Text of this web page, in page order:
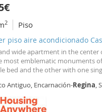
(inquilino).- 0 €, los
serán a cargo del arrendador.
de 24 de mayo) Deducciones a
€ (900 € con discapacidad) para
de edad/ingresos y demás
de los topes a 1.200 € y
a la normativa
2 Piso
piso aire acondicionado
wide apartment in the center
most emblematic monuments
bed and the other with one
best, it is perfectly located. The
the busiest streets of the city,
and Plaza Nueva where the City
Antiguo, Encarnación-Regina,